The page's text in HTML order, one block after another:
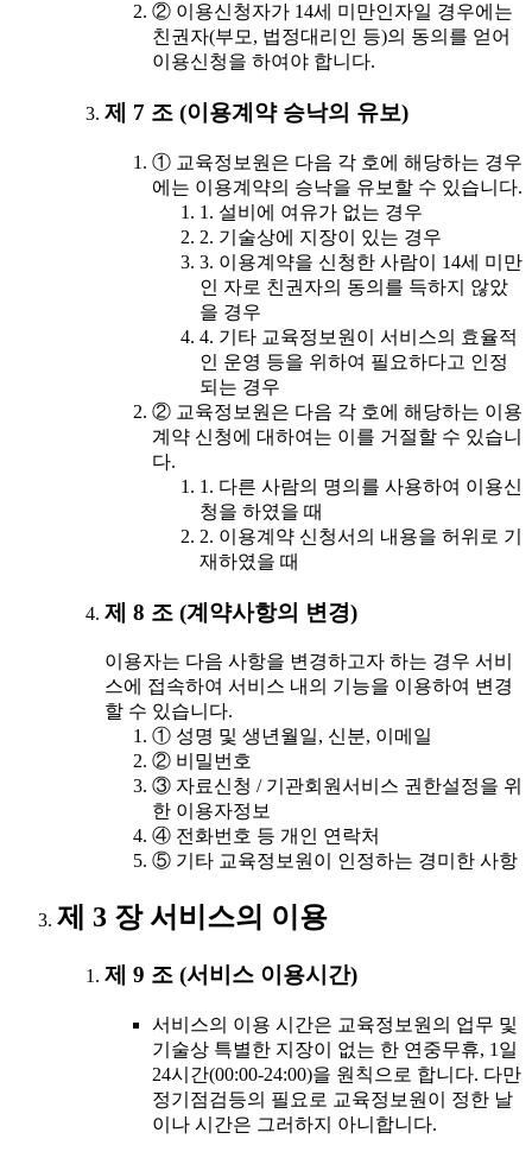
② 이용신청자가 14세 미만인자일 경우에는
친권자(부모, 법정대리인 등)의 동의를 얻어
이용신청을 하여야 합니다.
제 7 조 (이용계약 승낙의 유보)
① 교육정보원은 다음 각 호에 해당하는 경우
에는 이용계약의 승낙을 유보할 수 있습니다.
1. 설비에 여유가 없는 경우
2. 기술상에 지장이 있는 경우
3. 이용계약을 신청한 사람이 14세 미만
인 자로 친권자의 동의를 득하지 않았
을 경우
4. 기타 교육정보원이 서비스의 효율적
인 운영 등을 위하여 필요하다고 인정
되는 경우
② 교육정보원은 다음 각 호에 해당하는 이용
계약 신청에 대하여는 이를 거절할 수 있습니
다.
1. 다른 사람의 명의를 사용하여 이용신
청을 하였을 때
2. 이용계약 신청서의 내용을 허위로 기
재하였을 때
제 8 조 (계약사항의 변경)
이용자는 다음 사항을 변경하고자 하는 경우 서비
스에 접속하여 서비스 내의 기능을 이용하여 변경
할 수 있습니다.
① 성명 및 생년월일, 신분, 이메일
② 비밀번호
③ 자료신청 / 기관회원서비스 권한설정을 위
한 이용자정보
④ 전화번호 등 개인 연락처
⑤ 기타 교육정보원이 인정하는 경미한 사항
제 3 장 서비스의 이용
제 9 조 (서비스 이용시간)
서비스의 이용 시간은 교육정보원의 업무 및
기술상 특별한 지장이 없는 한 연중무휴, 1일
24시간(00:00-24:00)을 원칙으로 합니다. 다만
정기점검등의 필요로 교육정보원이 정한 날
이나 시간은 그러하지 아니합니다.